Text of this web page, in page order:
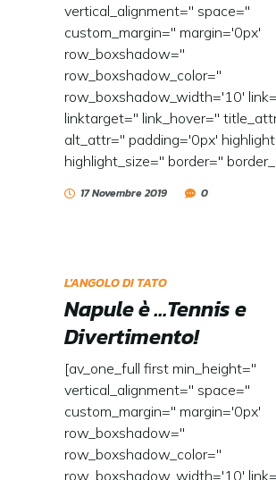
vertical_alignment='' space=''
custom_margin='' margin='0px'
row_boxshadow=''
row_boxshadow_color=''
row_boxshadow_width='10'
linktarget='' link_hover=''
alt_attr='' padding='0px'
highlight_size='' border=''
17 Novembre 2019 0
L'ANGOLO DI TATO
Napule è …Tennis e
Divertimento!
[av_one_full first min_height=''
vertical_alignment='' space=''
custom_margin='' margin='0px'
row_boxshadow=''
row_boxshadow_color=''
row_boxshadow_width='10'